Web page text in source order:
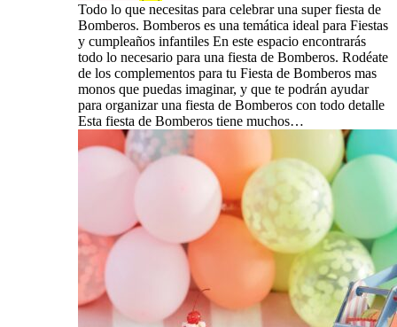
Todo lo que necesitas para celebrar una super fiesta de
Bomberos. Bomberos es una temática ideal para Fiestas
y cumpleaños infantiles En este espacio encontrarás
todo lo necesario para una fiesta de Bomberos. Rodéate
de los complementos para tu Fiesta de Bomberos mas
monos que puedas imaginar, y que te podrán ayudar
para organizar una fiesta de Bomberos con todo detalle
Esta fiesta de Bomberos tiene muchos…